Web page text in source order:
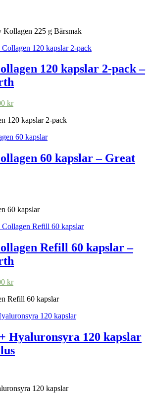
Kollagen 225 g Bärsmak
120 kapslar 2-pack –
kr.
krDet
priset
424.00 kr.
120 kapslar 2-pack
60 kapslar – Great
60 kapslar
Refill 60 kapslar –
kr.
krDet
priset
208.00 kr.
Refill 60 kapslar
Hyaluronsyra 120 kapslar
120 kapslar